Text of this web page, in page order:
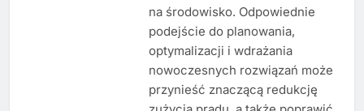
na środowisko. Odpowiednie
podejście do planowania,
optymalizacji i wdrażania
nowoczesnych rozwiązań może
przynieść znaczącą redukcję